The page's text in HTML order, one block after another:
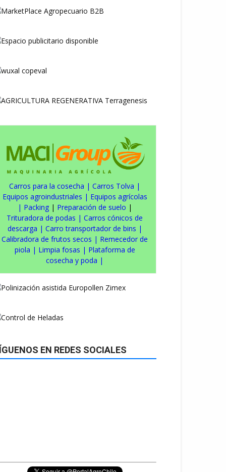
Carros para la cosecha | Carros Tolva |
Equipos agroindustriales | Equipos agrícolas
| Packing| Preparación de suelo |
Trituradora de podas | Carros cónicos de
descarga | Carro transportador de bins |
Calibradora de frutos secos | Remecedor de
piola | Limpia fosas | Plataforma de
cosecha y poda |
EN REDES SOCIALES